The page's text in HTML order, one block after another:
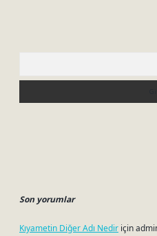
Son yorumlar
Kıyametin Diğer Adı Nedir için